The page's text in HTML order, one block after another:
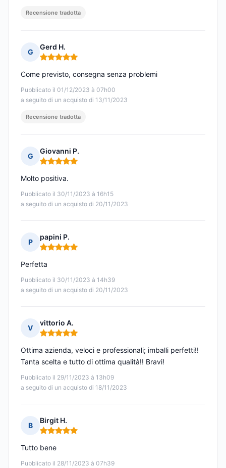
Recensione tradotta
G
Gerd H.
Nota: 5 su 5
Pubblicato il 01/12/2023 à 07h00
a seguito di un acquisto di 13/11/2023
Come previsto, consegna senza problemi
Recensione tradotta
G
Giovanni P.
Nota: 5 su 5
Pubblicato il 30/11/2023 à 16h15
a seguito di un acquisto di 20/11/2023
Molto positiva.
P
papini P.
Nota: 5 su 5
Pubblicato il 30/11/2023 à 14h39
a seguito di un acquisto di 20/11/2023
Perfetta
V
vittorio A.
Nota: 5 su 5
Pubblicato il 29/11/2023 à 13h09
a seguito di un acquisto di 18/11/2023
Ottima azienda, veloci e professionali; imballi perfetti!!
Tanta scelta e tutto di ottima qualità!! Bravi!
B
Birgit H.
Nota: 5 su 5
Pubblicato il 28/11/2023 à 07h39
Tutto bene